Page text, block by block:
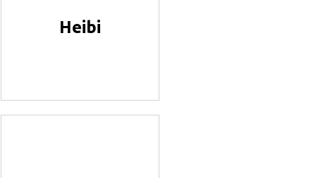
Heibi